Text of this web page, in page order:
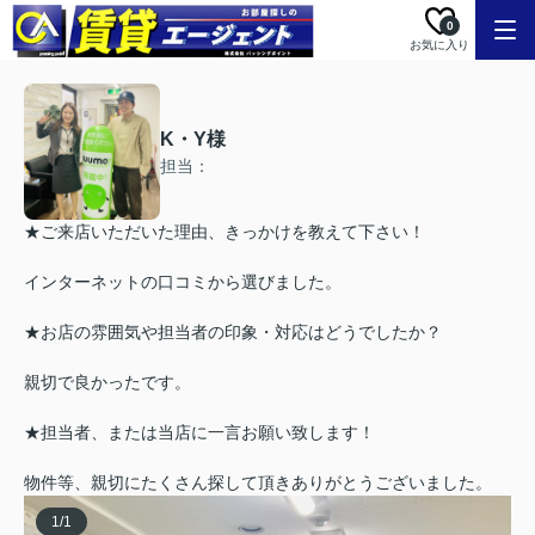
お気に入り
0
K・Y様
担当：
★ご来店いただいた理由、きっかけを教えて下さい！
インターネットの口コミから選びました。
★お店の雰囲気や担当者の印象・対応はどうでしたか？
親切で良かったです。
★担当者、または当店に一言お願い致します！
物件等、親切にたくさん探して頂きありがとうございました。
1/1